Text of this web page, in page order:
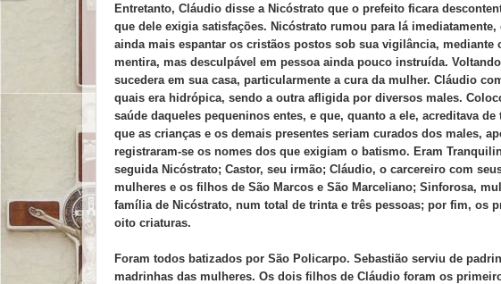
Entretanto, Cláudio disse a Nicóstrato que o prefeito ficara
que dele exigia satisfações. Nicóstrato rumou para lá
ainda mais espantar os cristãos postos sob sua vigilância,
mentira, mas desculpável em pessoa ainda pouco instruída.
sucedera em sua casa, particularmente a cura da mulher. Cláudio
quais era hidrópica, sendo a outra afligida por diversos males.
saúde daqueles pequeninos entes, e que, quanto a ele, acreditava
que as crianças e os demais presentes seriam curados dos males,
registraram-se os nomes dos que exigiam o batismo. Eram
seguida Nicóstrato; Castor, seu irmão; Cláudio, o carcereiro com
mulheres e os filhos de São Marcos e São Marceliano; Sinforosa,
família de Nicóstrato, num total de trinta e três pessoas; por fim, os
oito criaturas.
Foram todos batizados por São Policarpo. Sebastião serviu de
madrinhas das mulheres. Os dois filhos de Cláudio foram os